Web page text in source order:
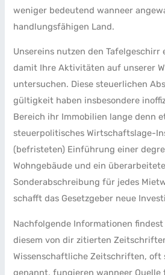
weniger bedeutend wanneer
handlungsfähigen Land.
Unsereins nutzen den Tafelgeschirr
damit Ihre Aktivitäten auf unserer
untersuchen. Diese steuerlichen
gültigkeit haben insbesondere
Bereich ihr Immobilien lange denn
steuerpolitisches Wirtschaftslage-
(befristeten) Einführung einer
Wohngebäude und ein
Sonderabschreibung für jedes
schafft das Gesetzgeber neue
Nachfolgende Informationen
diesem von dir zitierten
Wissenschaftliche Zeitschriften, oft
genannt, fungieren wanneer Quelle